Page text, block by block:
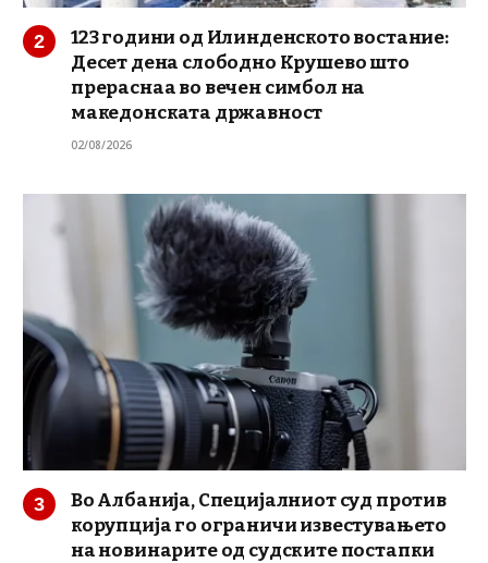
123 години од Илинденското востание:
Десет дена слободно Крушево што
прераснаа во вечен симбол на
македонската државност
02/08/2026
Во Албанија, Специјалниот суд против
корупција го ограничи известувањето
на новинарите од судските постапки